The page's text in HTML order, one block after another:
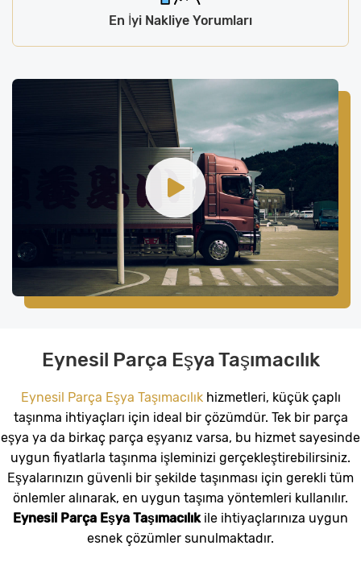
En İyi Nakliye Yorumları
Eynesil Parça Eşya Taşımacılık
Eynesil Parça Eşya Taşımacılık hizmetleri, küçük çaplı
taşınma ihtiyaçları için ideal bir çözümdür. Tek bir parça
eşya ya da birkaç parça eşyanız varsa, bu hizmet sayesinde
uygun fiyatlarla taşınma işleminizi gerçekleştirebilirsiniz.
Eşyalarınızın güvenli bir şekilde taşınması için gerekli tüm
önlemler alınarak, en uygun taşıma yöntemleri kullanılır.
Eynesil Parça Eşya Taşımacılıkile ihtiyaçlarınıza uygun
esnek çözümler sunulmaktadır.